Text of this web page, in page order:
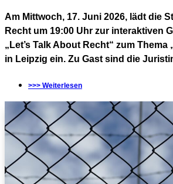
Am Mittwoch, 17. Juni 2026, lädt die
Recht um 19:00 Uhr zur interaktiven
„Let’s Talk About Recht“ zum
in Leipzig ein. Zu Gast sind die
>>> Weiterlesen